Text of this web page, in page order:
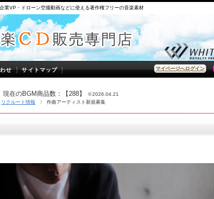
業VP・ドローン空撮動画などに使える著作権フリーの音楽素材
マイページへログイン
せ サイトマップ
在のBGM商品数：【288】
※2026.04.21
リクルート情報 作曲アーティスト新規募集